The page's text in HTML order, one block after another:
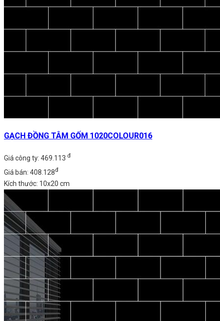
GẠCH ĐỒNG TÂM GỐM 1020COLOUR016
Giá công ty: 469.113 đ
Giá bán: 408.128đ
Kích thước: 10x20 cm